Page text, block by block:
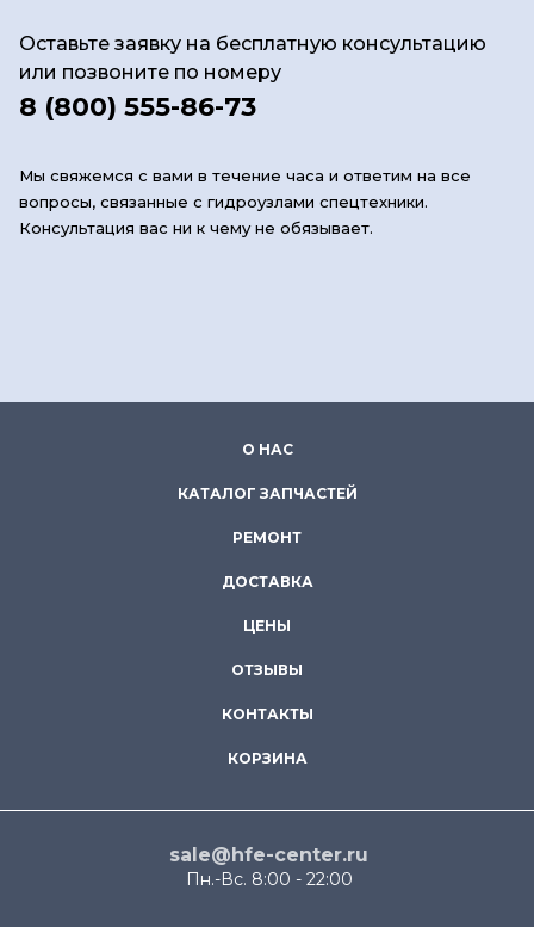
Оставьте заявку на бесплатную консультацию
или позвоните по номеру
8 (800) 555-86-73
Мы свяжемся с вами в течение часа и ответим на все
вопросы, связанные с гидроузлами спецтехники.
Консультация вас ни к чему не обязывает.
О НАС
КАТАЛОГ ЗАПЧАСТЕЙ
РЕМОНТ
ДОСТАВКА
ЦЕНЫ
ОТЗЫВЫ
КОНТАКТЫ
КОРЗИНА
sale@hfe-center.ru
Пн.-Вс. 8:00 - 22:00